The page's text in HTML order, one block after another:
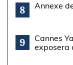
8 Annexe
9
Cannes
exposera